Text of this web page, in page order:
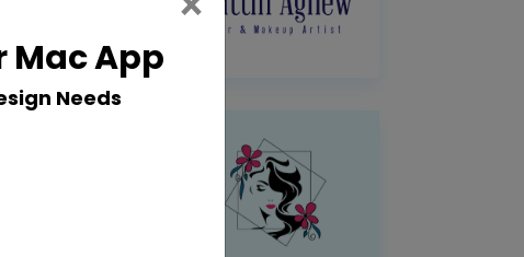
Mac App
Needs